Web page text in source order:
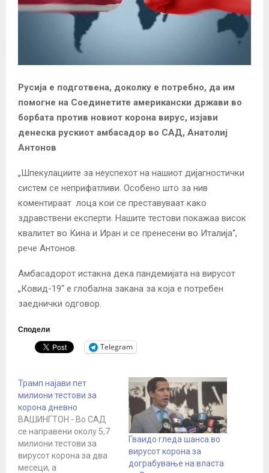
Русија е подготвена, доколку е потребно, да им
помогне на Соединетите американски држави во
борбата против новиот корона вирус, изјави
денеска рускиот амбасадор во САД, Анатолиј
Антонов
„Шпекулациите за неуспехот на нашиот дијагностички
систем се неприфатливи. Особено што за нив
коментираат лоца кои се преставуваат како
здравствени експерти. Нашите тестови покажаа висок
квалитет во Кина и Иран и се пренесени во Италија“,
рече Антонов.
Амбасадорот истакна дека пандемијата на вирусот
„Ковид-19“ е глобална закана за која е потребен
заеднички одговор.
Сподели
Telegram
Трамп најави пет
милиони тестови за
корона дневно
ВАШИНГТОН - Во САД
се направени околу 5,7
милиони тестови за
вирусот корона за два
месеци, а
Гваидо гледа шанса во
вирусот корона за
дограбување на власта